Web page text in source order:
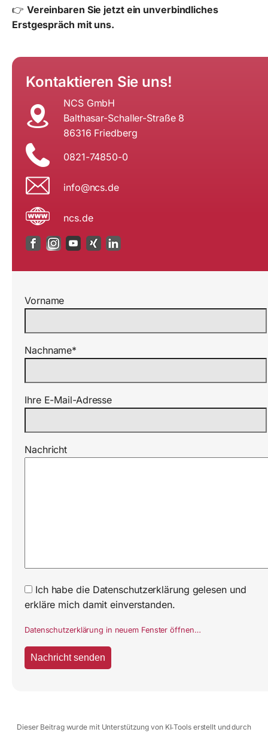
👉 Vereinbaren Sie jetzt ein unverbindliches
Erstgespräch mit uns.
Kontaktieren Sie uns!
NCS GmbH
Balthasar-Schaller-Straße 8
86316 Friedberg
0821-74850-0
ed.sc
n@ofn
i
ncs.de
Vorname
Nachname*
Ihre E-Mail-Adresse
Nachricht
Ich habe die Datenschutzerklärung gelesen und
erkläre mich damit einverstanden.
Datenschutzerklärung in neuem Fenster öffnen…
Dieser Beitrag wurde mit Unterstützung von KI‑Tools erstellt und durch